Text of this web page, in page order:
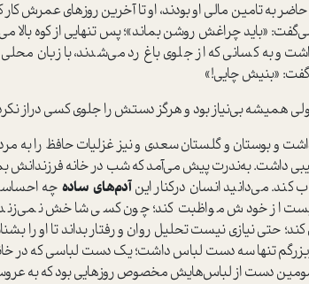
به تامین مالی او بودند، او تا آخرین روزهای عمرش کار
«باید چراغش روشن بماند»؛ پس تنهایی از کوه بالا
و به کسانی که از جلوی باغ رد می‌شدند، با زبان
«بنیش چایی!»
همیشه بی‌نیاز بود و هرگز دستش را جلوی کسی دراز
و بوستان و گلستان سعدی و نیز غزلیات حافظ را به
داشت. به‌ندرت پیش می‌آمد که شب در خانه فرزندانش
می‌دانید انسان در‌کنار اینآدم‌های سادهچه
از خودش مواظبت کند؛ چون کسی شاخش نمی‌زند
حتی نیازی نیست تحلیل روان و رفتار بداند تا او را
تنها سه دست لباس داشت؛ یک دست لباسی که در
و سومین دست از لباس‌هایش مخصوص روزهایی بود که به